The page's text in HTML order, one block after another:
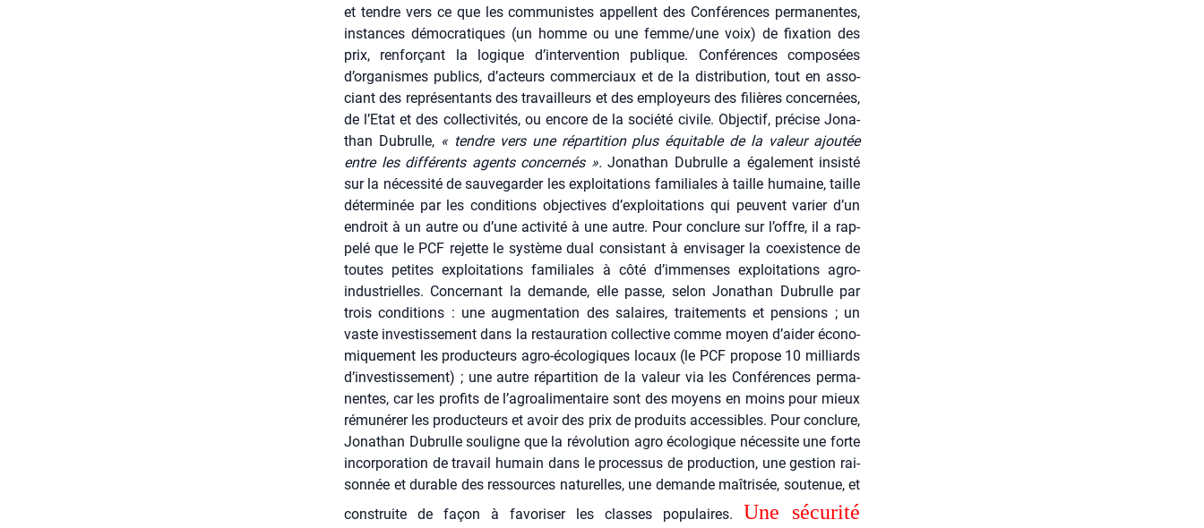
et tendre vers ce que les com­mu­nistes appellent des Confé­rences per­ma­nentes,
ins­tances démo­cra­tiques (un homme ou une femme/une voix) de fixa­tion des
prix, ren­for­çant la logique d’intervention publique. Confé­rences com­po­sées
d’organismes publics, d’acteurs com­mer­ciaux et de la dis­tri­bu­tion, tout en asso­
ciant des repré­sen­tants des tra­vailleurs et des employeurs des filières concer­nées,
de l’Etat et des col­lec­ti­vi­tés, ou encore de la socié­té civile. Objec­tif, pré­cise Jona­
than Dubrulle, « tendre vers une répar­ti­tion plus équi­table de la valeur ajou­tée
entre les dif­fé­rents agents concer­nés ». Jona­than Dubrulle a éga­le­ment insis­té
sur la néces­si­té de sau­ve­gar­der les exploi­ta­tions fami­liales à taille humaine, taille
déter­mi­née par les condi­tions objec­tives d’exploitations qui peuvent varier d’un
endroit à un autre ou d’une acti­vi­té à une autre. Pour conclure sur l’offre, il a rap­
pe­lé que le PCF rejette le sys­tème dual consis­tant à envi­sa­ger la coexis­tence de
toutes petites exploi­ta­tions fami­liales à côté d’immenses exploi­ta­tions agro-
indus­trielles. Concer­nant la demande, elle passe, selon Jona­than Dubrulle par
trois condi­tions : une aug­men­ta­tion des salaires, trai­te­ments et pen­sions ; un
vaste inves­tis­se­ment dans la res­tau­ra­tion col­lec­tive comme moyen d’aider éco­no­
mi­que­ment les pro­duc­teurs agro-éco­lo­giques locaux (le PCF pro­pose 10 mil­liards
d’investissement) ; une autre répar­ti­tion de la valeur via les Confé­rences per­ma­
nentes, car les pro­fits de l’agroalimentaire sont des moyens en moins pour mieux
rému­né­rer les pro­duc­teurs et avoir des prix de pro­duits acces­sibles. Pour conclure,
Jona­than Dubrulle sou­ligne que la révo­lu­tion agro éco­lo­gique néces­site une forte
incor­po­ra­tion de tra­vail humain dans le pro­ces­sus de pro­duc­tion, une ges­tion rai­
son­née et durable des res­sources natu­relles, une demande maî­tri­sée, sou­te­nue, et
construite de façon à favo­ri­ser les classes popu­laires. Une sécu­ri­té